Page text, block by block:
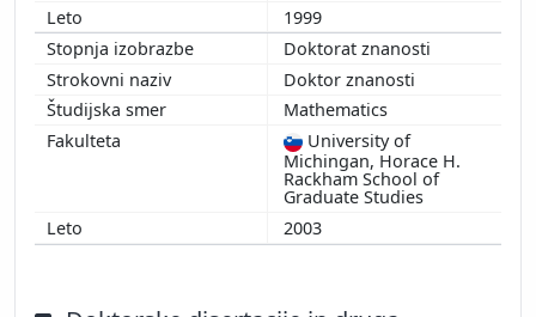
1999
Doktorat znanosti
Doktor znanosti
Mathematics
University of
Michingan, Horace H.
Rackham School of
Graduate Studies
2003